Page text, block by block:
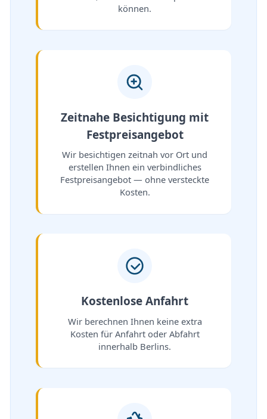
können.
Zeitnahe Besichtigung mit
Festpreisangebot
Wir besichtigen zeitnah vor Ort und
erstellen Ihnen ein verbindliches
Festpreisangebot — ohne versteckte
Kosten.
Kostenlose Anfahrt
Wir berechnen Ihnen keine extra
Kosten für Anfahrt oder Abfahrt
innerhalb Berlins.